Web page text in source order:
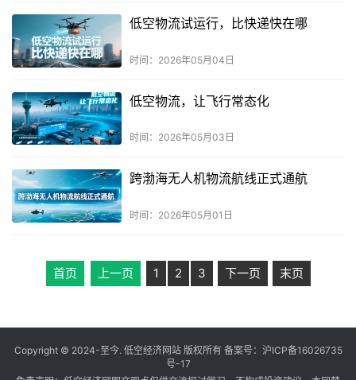
低空物流试运行，比快递快在哪
时间：2026年05月04日
低空物流，让飞行常态化
时间：2026年05月03日
跨渤海无人机物流航线正式通航
时间：2026年05月01日
首页 上一页 1 2 3 下一页 末页
Copyright © 2024-至今. 低空经济网站 版权所有 备案号： 沪ICP备16026735
号-17